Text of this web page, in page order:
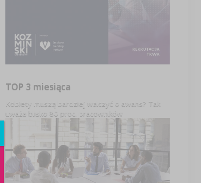
TOP 3 miesiąca
Kobiety muszą bardziej walczyć o awans? Tak
uważa blisko 80 proc. pracowników